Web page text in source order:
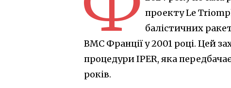
проекту Le
балістичних
ВМС Франції у 2001 році. Цей
процедури IPER, яка
років.